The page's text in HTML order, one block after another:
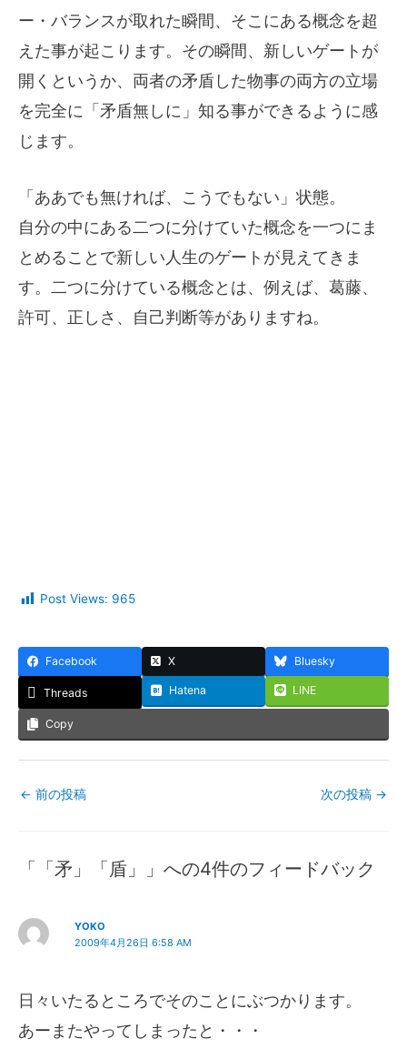
ー・バランスが取れた瞬間、そこにある概念を超
えた事が起こります。その瞬間、新しいゲートが
開くというか、両者の矛盾した物事の両方の立場
を完全に「矛盾無しに」知る事ができるように感
じます。
「ああでも無ければ、こうでもない」状態。
自分の中にある二つに分けていた概念を一つにま
とめることで新しい人生のゲートが見えてきま
す。二つに分けている概念とは、例えば、葛藤、
許可、正しさ、自己判断等がありますね。
Post Views: 965
Facebook X Bluesky
Threads Hatena LINE
Copy
← 前の投稿 次の投稿 →
「「矛」「盾」」への4件のフィードバック
YOKO
2009年4月26日 6:58 AM
日々いたるところでそのことにぶつかります。
あーまたやってしまったと・・・